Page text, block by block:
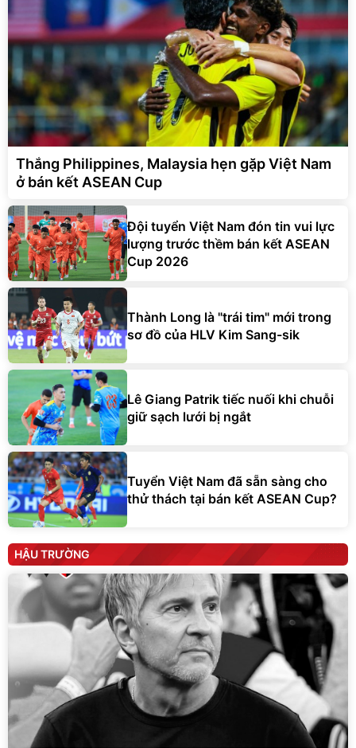
Thắng Philippines, Malaysia hẹn gặp Việt Nam
ở bán kết ASEAN Cup
Đội tuyển Việt Nam đón tin vui lực
lượng trước thềm bán kết ASEAN
Cup 2026
Thành Long là "trái tim" mới trong
sơ đồ của HLV Kim Sang-sik
Lê Giang Patrik tiếc nuối khi chuỗi
giữ sạch lưới bị ngắt
Tuyển Việt Nam đã sẵn sàng cho
thử thách tại bán kết ASEAN Cup?
HẬU TRƯỜNG